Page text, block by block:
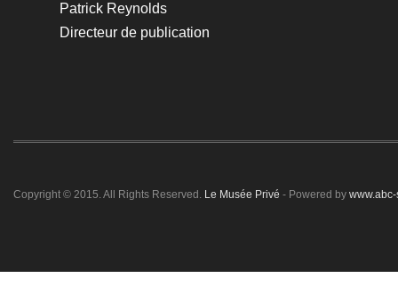
Patrick Reynolds
Directeur de publication
Copyright © 2015. All Rights Reserved. Le Musée Privé - Powered by